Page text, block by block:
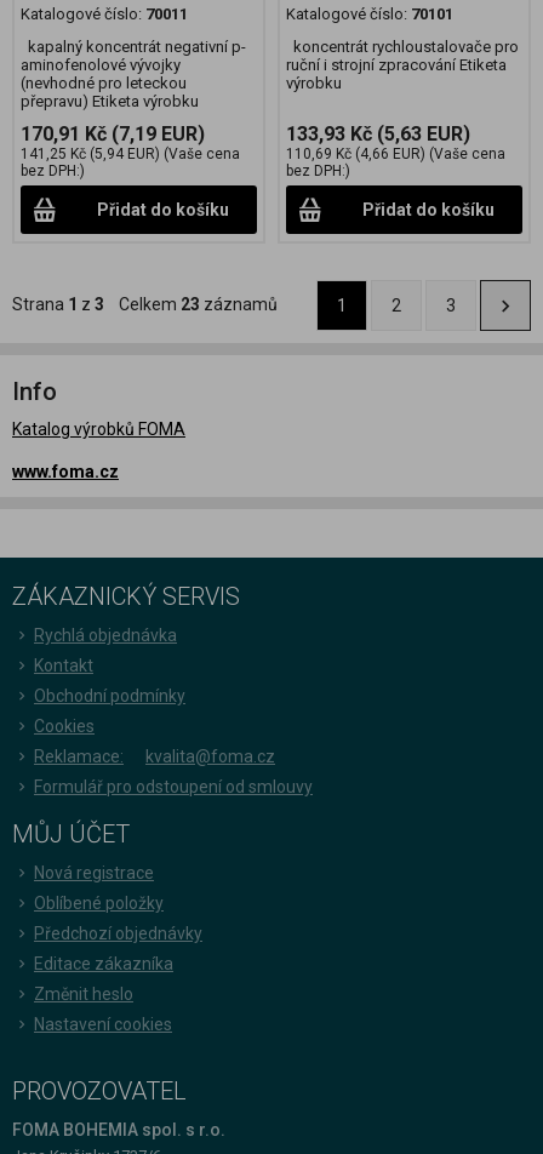
Katalogové číslo: 70011
kapalný koncentrát negativní p-
aminofenolové vývojky
(nevhodné pro leteckou
přepravu) Etiketa výrobku
170,91 Kč (7,19 EUR)
141,25 Kč (5,94 EUR) (Vaše cena
bez DPH:)
Přidat do košíku
Katalogové číslo: 70101
koncentrát rychloustalovače pro
ruční i strojní zpracování Etiketa
výrobku
133,93 Kč (5,63 EUR)
110,69 Kč (4,66 EUR) (Vaše cena
bez DPH:)
Přidat do košíku
Strana 1 z 3 Celkem 23 záznamů 1 2 3
Info
Katalog výrobků FOMA
www.foma.cz
ZÁKAZNICKÝ SERVIS
Rychlá objednávka
Kontakt
Obchodní podmínky
Cookies
Reklamace:
kvalita@foma.cz
Formulář pro odstoupení od smlouvy
MŮJ ÚČET
Nová registrace
Oblíbené položky
Předchozí objednávky
Editace zákazníka
Změnit heslo
Nastavení cookies
PROVOZOVATEL
FOMA BOHEMIA spol. s r.o.